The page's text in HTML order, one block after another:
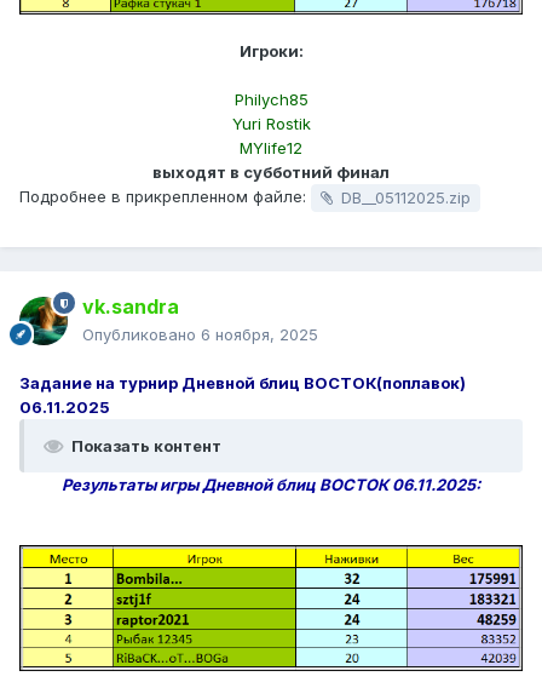
Игроки:
Philych85
Yuri Rostik
MYlife12
выходят в субботний финал
Подробнее в прикрепленном файле:
DB__05112025.zip
vk.sandra
Опубликовано 6 ноября, 2025
Задание на турнир Дневной блиц ВОСТОК(поплавок)
06.11.2025
Показать контент
Результаты игры Дневной блиц ВОСТОК 06.11.2025: